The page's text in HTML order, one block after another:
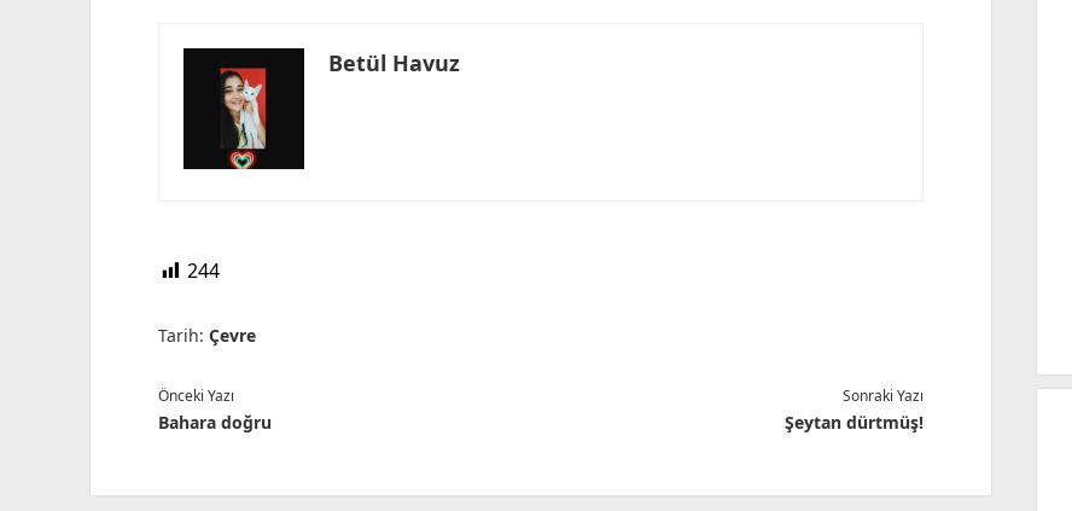
Betül Havuz
244
Tarih: Çevre
Önceki Yazı
Bahara doğru
Sonraki Yazı
Şeytan dürtmüş!